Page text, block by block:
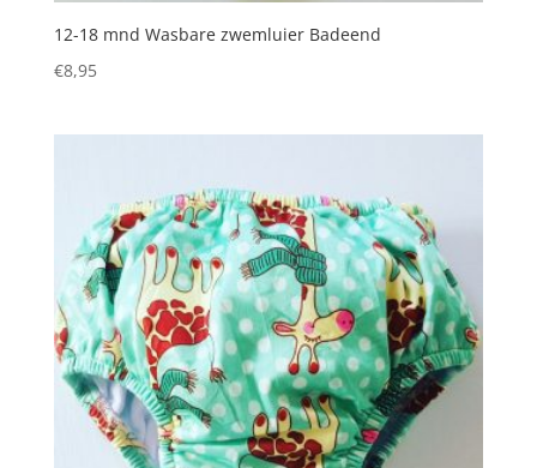
12-18 mnd Wasbare zwemluier Badeend
€8,95